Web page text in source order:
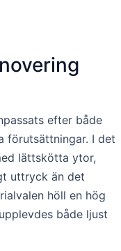
efter både
förutsättningar. I det
lättskötta ytor,
uttryck än det
höll en hög
både ljust